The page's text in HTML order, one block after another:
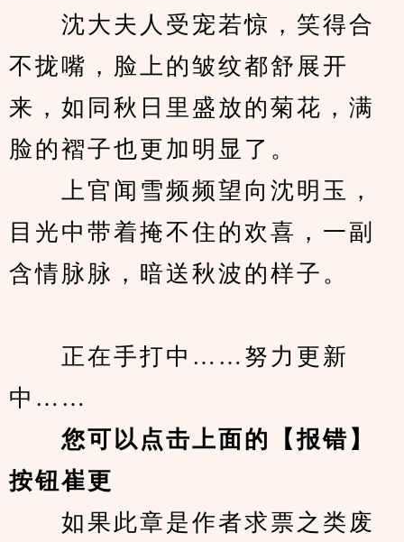
沈大夫人受宠若惊，笑得合
不拢嘴，脸上的皱纹都舒展开
来，如同秋日里盛放的菊花，满
脸的褶子也更加明显了。
上官闻雪频频望向沈明玉，
目光中带着掩不住的欢喜，一副
含情脉脉，暗送秋波的样子。
正在手打中……努力更新
中……
您可以点击上面的【报错】
按钮崔更
如果此章是作者求票之类废